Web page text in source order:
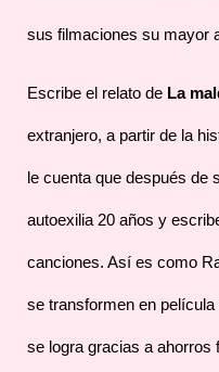
sus filmaciones su mayor
Escribe el relato de La
extranjero, a partir de la
le cuenta que después de
autoexilia 20 años y
canciones. Así es como
se transformen en
se logra gracias a ahorros